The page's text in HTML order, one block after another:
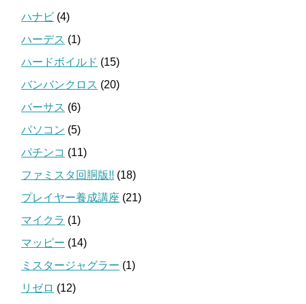
ハナビ (4)
ハーデス (1)
ハードボイルド (15)
バンバンクロス (20)
バーサス (6)
パソコン (5)
パチンコ (11)
ファミスタ回胴版!! (18)
プレイヤー養成講座 (21)
マイクラ (1)
マッピー (14)
ミスタージャグラー (1)
リゼロ (12)